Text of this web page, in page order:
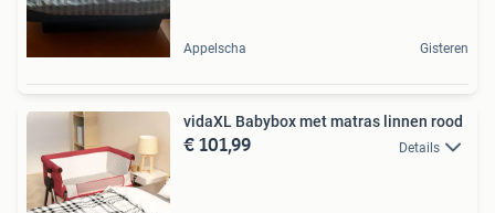
Appelscha Gisteren
vidaXL Babybox met matras linnen rood
€ 101,99 Details